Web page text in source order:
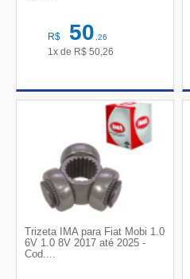
R$ 50,26
1x de R$ 50,26
Trizeta IMA para Fiat Mobi 1.0
6V 1.0 8V 2017 até 2025 -
Cod....